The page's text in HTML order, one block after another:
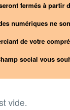
fermés à partir
numériques ne
de votre
social vous
vide.